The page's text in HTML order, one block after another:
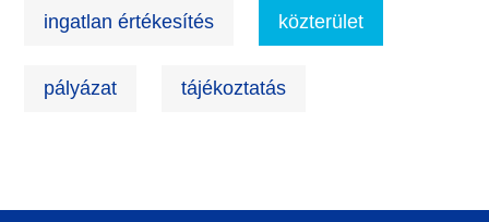
ingatlan értékesítés közterület
pályázat tájékoztatás